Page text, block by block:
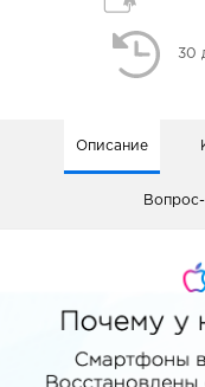
30
Описание
Вопрос-